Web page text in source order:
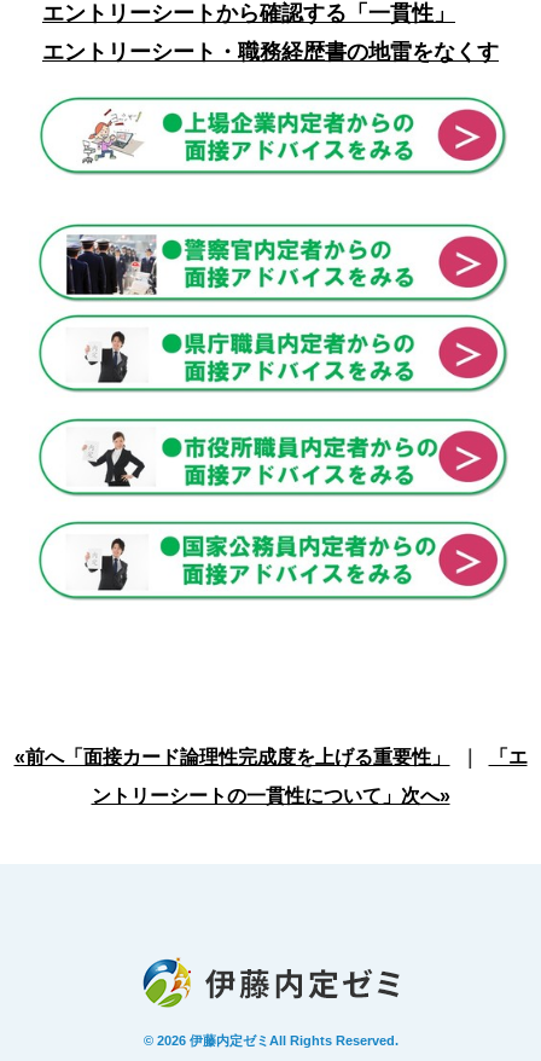
エントリーシートから確認する「一貫性」
エントリーシート・職務経歴書の地雷をなくす
«前へ「面接カード論理性完成度を上げる重要性」
「エ
ントリーシートの一貫性について」次へ»
© 2026 伊藤内定ゼミ All Rights Reserved.